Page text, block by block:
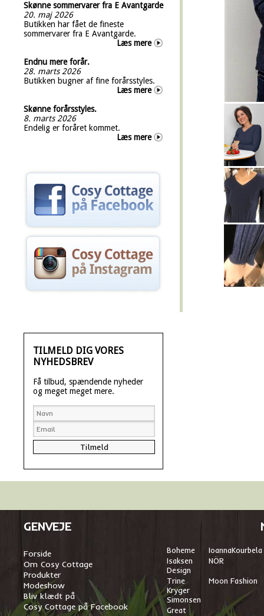
Skønne sommervarer fra E Avantgarde
20. maj 2026
Butikken har fået de fineste
sommervarer fra E Avantgarde.
Læs mere
Endnu mere forår.
28. marts 2026
Butikken bugner af fine forårsstyles.
Læs mere
Skønne forårsstyles.
8. marts 2026
Endelig er foråret kommet.
Læs mere
TILMELD DIG VORES
NYHEDSBREV
Få tilbud, spændende nyheder
og meget meget mere.
GENVEJE
Forside
Om Cosy Cottage
Produkter
Modeshow
Bliv klædt på
Cosy Cottage på Facebook
Boheme IoannaKourbela
Isaksen
Design
NÖR
Trine
Kryger
Simonsen
Moon Fashion
Great